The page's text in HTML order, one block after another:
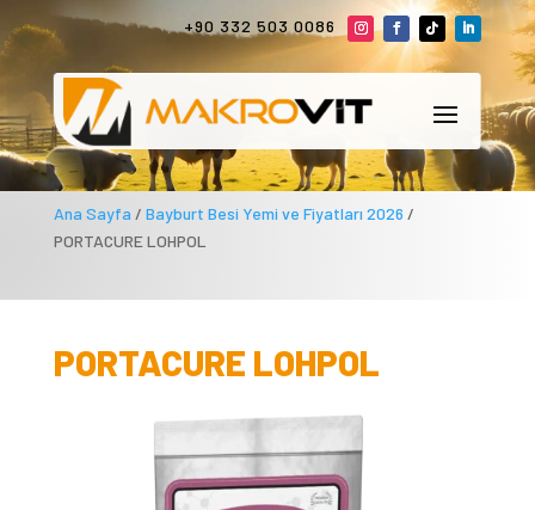
+90 332 503 0086
Ana Sayfa / Bayburt Besi Yemi ve Fiyatları 2026 /
PORTACURE LOHPOL
PORTACURE LOHPOL